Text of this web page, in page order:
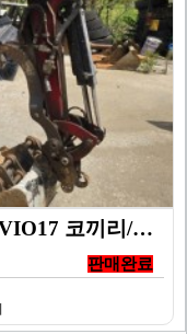
얀마/굴삭기/1.7톤 미니굴삭기/VIO17 코끼리/20…
판매완료